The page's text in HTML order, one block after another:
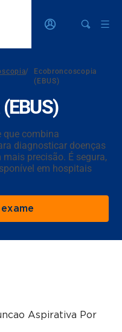
/
Ecobroncoscopia
(EBUS)
que combina
diagnosticar doenças
precisão. É segura,
em hospitais
Aspirativa Por